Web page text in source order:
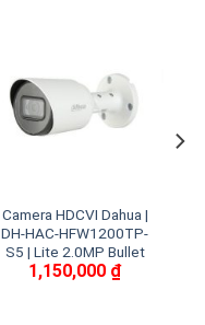
Camera HDCVI Dahua |
DH-HAC-HFW1200TP-
S5 | Lite 2.0MP Bullet
1,150,000 ₫